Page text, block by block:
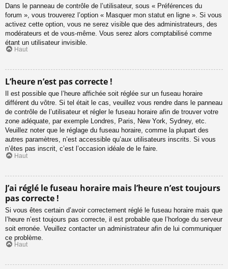
Dans le panneau de contrôle de l’utilisateur, sous « Préférences du
forum », vous trouverez l’option « Masquer mon statut en ligne ». Si vous
activez cette option, vous ne serez visible que des administrateurs, des
modérateurs et de vous-même. Vous serez alors comptabilisé comme
étant un utilisateur invisible.
Haut
L’heure n’est pas correcte !
Il est possible que l’heure affichée soit réglée sur un fuseau horaire
différent du vôtre. Si tel était le cas, veuillez vous rendre dans le panneau
de contrôle de l’utilisateur et régler le fuseau horaire afin de trouver votre
zone adéquate, par exemple Londres, Paris, New York, Sydney, etc.
Veuillez noter que le réglage du fuseau horaire, comme la plupart des
autres paramètres, n’est accessible qu’aux utilisateurs inscrits. Si vous
n’êtes pas inscrit, c’est l’occasion idéale de le faire.
Haut
J’ai réglé le fuseau horaire mais l’heure n’est toujours
pas correcte !
Si vous êtes certain d’avoir correctement réglé le fuseau horaire mais que
l’heure n’est toujours pas correcte, il est probable que l’horloge du serveur
soit erronée. Veuillez contacter un administrateur afin de lui communiquer
ce problème.
Haut